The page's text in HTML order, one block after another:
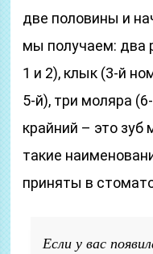
две половины и
мы получаем: два
1 и 2), клык (3-й
5-й), три моляра
крайний – это зуб
такие
приняты в
Если у вас